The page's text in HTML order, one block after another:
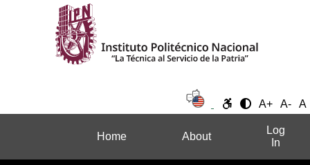
A+ A- A
Home About
Log
In